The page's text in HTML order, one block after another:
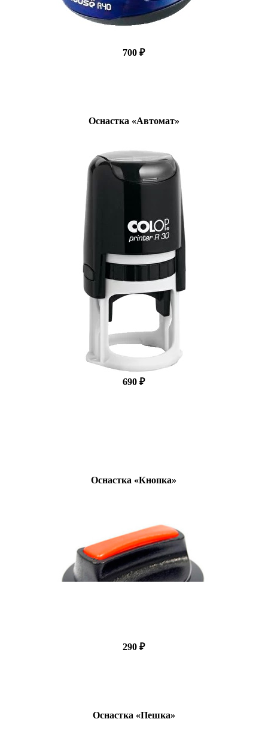
700 ₽
Оснастка «Автомат»
690 ₽
Оснастка «Кнопка»
290 ₽
Оснастка «Пешка»